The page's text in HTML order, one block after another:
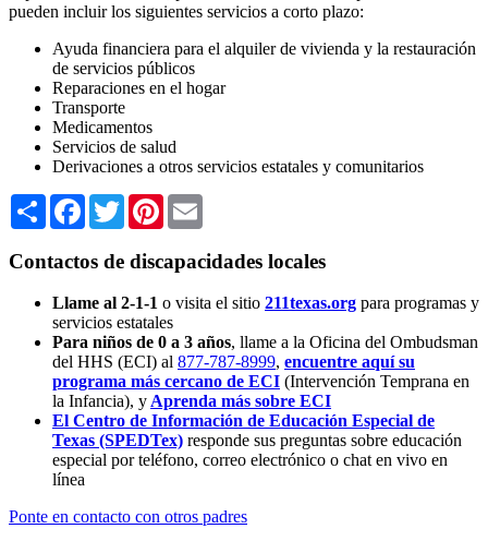
pueden incluir los siguientes servicios a corto plazo:
Ayuda financiera para el alquiler de vivienda y la restauración
de servicios públicos
Reparaciones en el hogar
Transporte
Medicamentos
Servicios de salud
Derivaciones a otros servicios estatales y comunitarios
Share Facebook
TwitterPinterest
Contactos de discapacidades locales
Llame al 2-1-1 o visita el sitio 211texas.org para programas y
servicios estatales
Para niños de 0 a 3 años, llame a la Oficina del Ombudsman
del HHS (ECI) al 877-787-8999, encuentre aquí su
programa más cercano de ECI (Intervención Temprana en
la Infancia), yAprenda más sobre ECI
El Centro de Información de Educación Especial de
Texas (SPEDTex) responde sus preguntas sobre educación
especial por teléfono, correo electrónico o chat en vivo en
línea
Ponte en contacto con otros padres